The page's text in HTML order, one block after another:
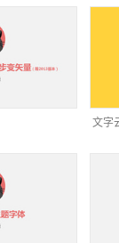
文字